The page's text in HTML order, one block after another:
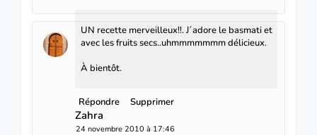
UN recette merveilleux!!. J´adore le basmati et
avec les fruits secs..uhmmmmmmm délicieux.
À bientôt.
Répondre Supprimer
Zahra
24 novembre 2010 à 17:46